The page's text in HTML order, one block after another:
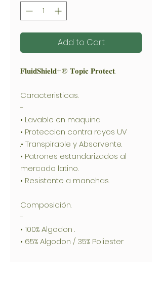
Add to Cart
𝐅𝐥𝐮𝐢𝐝𝐒𝐡𝐢𝐞𝐥𝐝+® 𝐓𝐨𝐩𝐢𝐜 𝐏𝐫𝐨𝐭𝐞𝐜𝐭.
Caracteristicas.
-
• Lavable en maquina.
• Proteccion contra rayos UV
.• Transpirable y Absorvente.
• Patrones estandarizados al
mercado latino.
• Resistente a manchas.
Composición.
-
• 100% Algodon .
• 65% Algodon / 35% Poliester